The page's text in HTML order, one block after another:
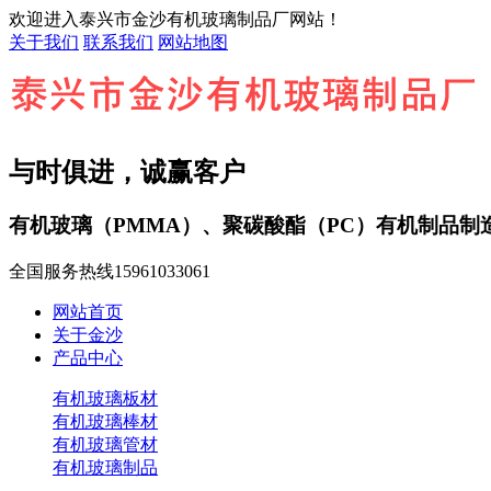
欢迎进入泰兴市金沙有机玻璃制品厂网站！
关于我们 联系我们 网站地图
与时俱进，诚赢客户
有机玻璃（PMMA）、聚碳酸酯（PC）有机制品制
全国服务热线15961033061
网站首页
关于金沙
产品中心
有机玻璃板材
有机玻璃棒材
有机玻璃管材
有机玻璃制品